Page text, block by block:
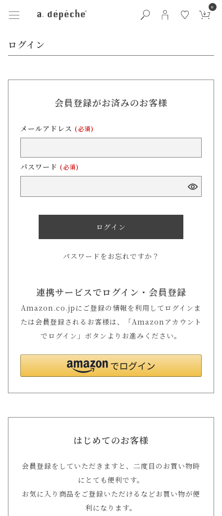
0
ログイン
会員登録がお済みのお客様
メールアドレス (必須)
パスワード (必須)
ログイン
パスワードをお忘れですか？
連携サービスでログイン・会員登録
Amazon.co.jpにご登録の情報を利用してログインま
たは会員登録されるお客様は、「Amazonアカウント
でログイン」ボタンよりお進みください。
はじめてのお客様
会員登録をしていただきますと、二度目のお買い物時
にとても便利です。
お気に入り商品をご登録いただけるなどお買い物が便
利になります。